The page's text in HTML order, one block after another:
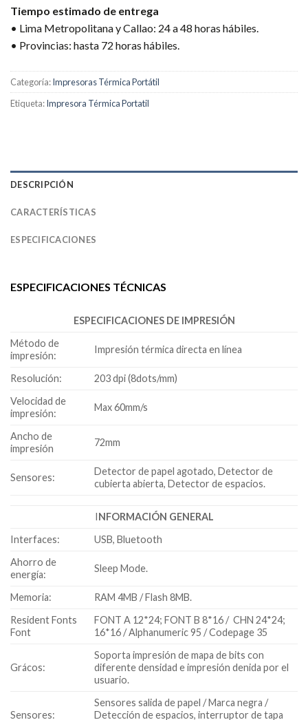
Tiempo estimado de entrega
• Lima Metropolitana y Callao: 24 a 48 horas hábiles.
• Provincias: hasta 72 horas hábiles.
Categoría:Impresoras Térmica Portátil
Etiqueta:Impresora Térmica Portatil
DESCRIPCIÓN
CARACTERÍSTICAS
ESPECIFICACIONES
ESPECIFICACIONES TÉCNICAS
ESPECIFICACIONES DE IMPRESIÓN
Método de
impresión:
Impresión térmica directa en línea
Resolución:
203 dpi (8dots/mm)
Velocidad de
impresión:
Max 60mm/s
Ancho de
impresión
72mm
Sensores:
Detector de papel agotado, Detector de
cubierta abierta, Detector de espacios.
INFORMACIÓN GENERAL
Interfaces:
USB, Bluetooth
Ahorro de
energía:
Sleep Mode.
Memoria:
RAM 4MB / Flash 8MB.
Resident Fonts
Font
FONT A 12*24; FONT B 8*16 / CHN 24*24;
16*16 / Alphanumeric 95 / Codepage 35
Grácos:
Soporta impresión de mapa de bits con
diferente densidad e impresión denida por el
usuario.
Sensores:
Sensores salida de papel / Marca negra /
Detección de espacios, interruptor de tapa